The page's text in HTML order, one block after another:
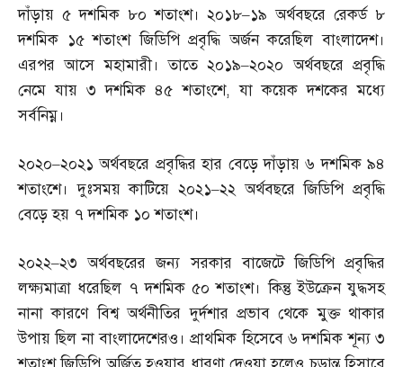
দাঁড়ায় ৫ দশমিক ৮০ শতাংশ। ২০১৮–১৯ অর্থবছরে রেকর্ড ৮
দশমিক ১৫ শতাংশ জিডিপি প্রবৃদ্ধি অর্জন করেছিল বাংলাদেশ।
এরপর আসে মহামারী। তাতে ২০১৯–২০২০ অর্থবছরে প্রবৃদ্ধি
নেমে যায় ৩ দশমিক ৪৫ শতাংশে,যা কয়েক দশকের মধ্যে
সর্বনিম্ন।
২০২০–২০২১ অর্থবছরে প্রবৃদ্ধির হার বেড়ে দাঁড়ায় ৬ দশমিক ৯৪
শতাংশে। দুঃসময় কাটিয়ে ২০২১–২২ অর্থবছরে জিডিপি প্রবৃদ্ধি
বেড়ে হয় ৭ দশমিক ১০ শতাংশ।
২০২২–২৩ অর্থবছরের জন্য সরকার বাজেটে জিডিপি প্রবৃদ্ধির
লক্ষ্যমাত্রা ধরেছিল ৭ দশমিক ৫০ শতাংশ। কিন্তু ইউক্রেন যুদ্ধসহ
নানা কারণে বিশ্ব অর্থনীতির দুর্দশার প্রভাব থেকে মুক্ত থাকার
উপায় ছিল না বাংলাদেশেরও। প্রাথমিক হিসেবে ৬ দশমিক শূন্য ৩